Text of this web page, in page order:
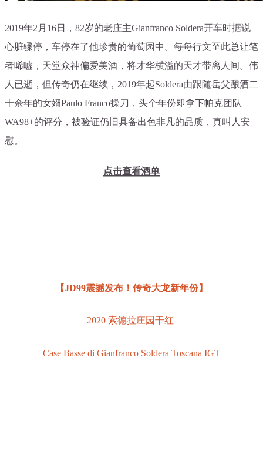
2019年2月16日，82岁的老庄主Gianfranco Soldera开车时据说
心脏骤停，车停在了他珍贵的葡萄园中。每每行文至此总让笔
者唏嘘，天堂众神偏爱美酒，将才华横溢的天才带离人间。 伟
人已逝，但传奇仍在继续，2019年起Soldera由跟随岳父酿酒二
十余年的女婿Paulo Franco操刀，头个年份即拿下帕克团队
WA98+的评分，被验证仍旧具备出色非凡的品质，真叫人安
慰。
点击查看酒单
【JD99震撼发布！传奇大龙新年份】
2020 索德拉庄园干红
Case Basse di Gianfranco Soldera Toscana IGT